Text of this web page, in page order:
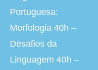
Portuguesa:
Morfologia 40h –
Desafios da
Linguagem 40h –